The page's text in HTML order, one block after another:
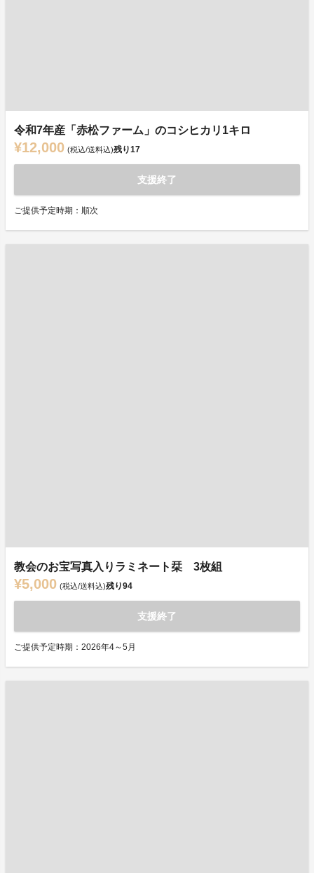
令和7年産「赤松ファーム」のコシヒカリ1キロ
¥12,000 (税込/送料込)残り17
支援終了
ご提供予定時期：順次
教会のお宝写真入りラミネート栞 3枚組
¥5,000 (税込/送料込)残り94
支援終了
ご提供予定時期：2026年4～5月